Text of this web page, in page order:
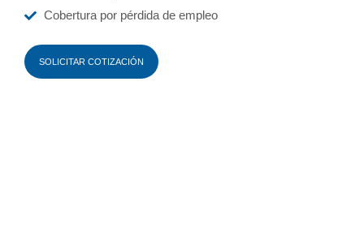
Cobertura por pérdida de empleo
SOLICITAR COTIZACIÓN